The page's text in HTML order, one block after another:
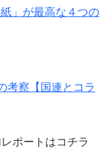
」が最高な４つの
考察【国連とコラ
ポートはコチラ